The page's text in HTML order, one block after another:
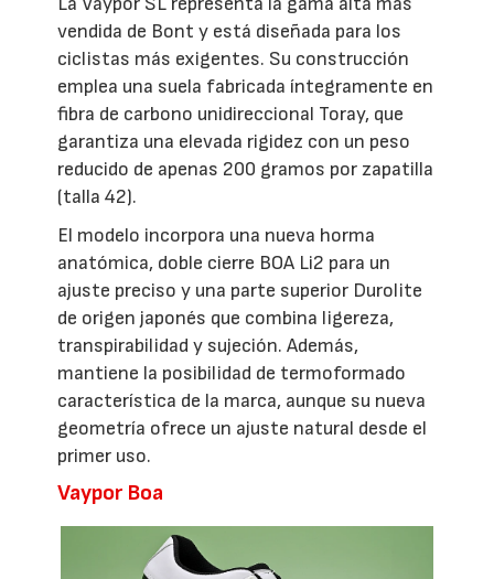
vendida de Bont y está diseñada para los
ciclistas más exigentes. Su construcción
emplea una suela fabricada íntegramente en
fibra de carbono unidireccional Toray, que
garantiza una elevada rigidez con un peso
reducido de apenas 200 gramos por zapatilla
(talla 42).
El modelo incorpora una nueva horma
anatómica, doble cierre BOA Li2 para un
ajuste preciso y una parte superior Durolite
de origen japonés que combina ligereza,
transpirabilidad y sujeción. Además,
mantiene la posibilidad de termoformado
característica de la marca, aunque su nueva
geometría ofrece un ajuste natural desde el
primer uso.
Vaypor Boa